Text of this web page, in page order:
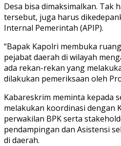
Desa bisa dimaksimalkan. Tak
tersebut, juga harus
Internal Pemerintah (APIP).
“Bapak Kapolri membuka
pejabat daerah di wilayah
ada rekan-rekan yang
dilakukan pemeriksaan oleh
Kabareskrim meminta kepada
melakukan koordinasi dengan
perwakilan BPK serta
pendampingan dan Asistensi
di daerah.